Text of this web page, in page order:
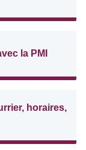
la PMI
horaires,